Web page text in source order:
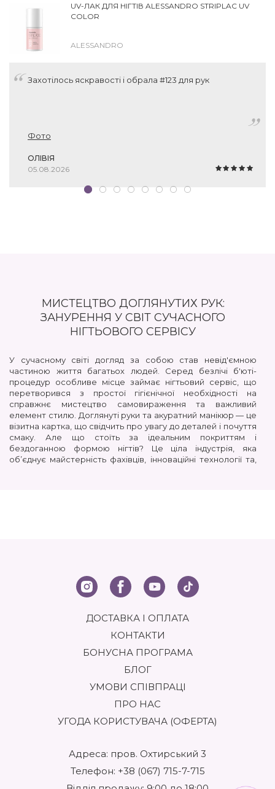
UV-ЛАК ДЛЯ НІГТІВ ALESSANDRO STRIPLAC UV
COLOR
ALESSANDRO
Захотілось яскравості і обрала #123 для рук
Фото
ОЛІВІЯ
05.08.2026
МИСТЕЦТВО ДОГЛЯНУТИХ РУК:
ЗАНУРЕННЯ У СВІТ СУЧАСНОГО
НІГТЬОВОГО СЕРВІСУ
У сучасному світі догляд за собою став невід'ємною
частиною життя багатьох людей. Серед безлічі б'юті-
процедур особливе місце займає нігтьовий сервіс, що
перетворився з простої гігієнічної необхідності на
справжнє мистецтво самовираження та важливий
елемент стилю. Доглянуті руки та акуратний манікюр — це
візитна картка, що свідчить про увагу до деталей і почуття
смаку. Але що стоїть за ідеальним покриттям і
бездоганною формою нігтів? Це ціла індустрія, яка
об’єднує майстерність фахівців, інноваційні технології та,
виконавець, а художник і технолог в одній особі. Він
повинен мати глибокі знання анатомії та фізіології нігтя,
розбиратися в хімічному складі використовуваних засобів,
форми, а також стежити за останніми тенденціями в нейл-
постійного професійного розвитку.
ПРОФЕСІЙНА КОСМЕТИКА: ОСНОВА ЯКОСТІ ТА
Ключовим фактором, що визначає якість, стійкість і
косметики для нігтьового сервісу. Це не просто гучні
маркету. Їх формули створюються з урахуванням
інтенсивного використання, необхідності забезпечення
тривалої носки покриття, а також мінімізації ризиків для
ДОСТАВКА І ОПЛАТА
КОНТАКТИ
БОНУСНА ПРОГРАМА
БЛОГ
УМОВИ СПІВПРАЦІ
ПРО НАС
УГОДА КОРИСТУВАЧА (ОФЕРТА)
Адреса: пров. Охтирський 3
Телефон: +38 (067) 715-7-715